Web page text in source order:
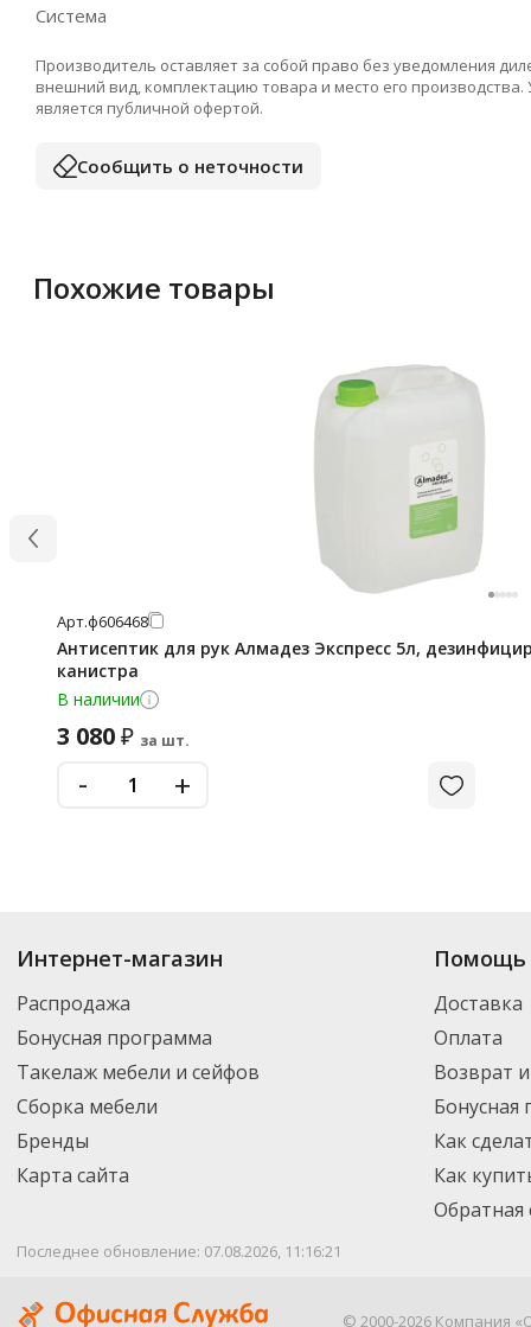
Система
Производитель оставляет за собой право без уведомления
внешний вид, комплектацию товара и место его
является публичной офертой.
Сообщить о неточности
Похожие товары
Арт.ф606468
Антисептик для рук Алмадез Экспресс 5л,
канистра
В наличии
3 080₽ за шт.
- +
Интернет-магазин
Распродажа
Бонусная программа
Такелаж мебели и сейфов
Сборка мебели
Бренды
Карта сайта
Помощь
Доставка
Оплата
Возврат
Бонусная
Как
Как
Обратная
Последнее обновление: 07.08.2026, 11:16:21
© 2000-2026 Компания